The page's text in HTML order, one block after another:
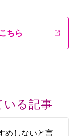
ちら
る記事
めしないと言